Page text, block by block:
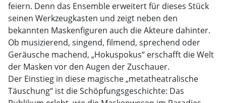
feiern. Denn das Ensemble erweitert für dieses Stück
seinen Werkzeugkasten und zeigt neben den
bekannten Maskenfiguren auch die Akteure dahinter.
Ob musizierend, singend, filmend, sprechend oder
Geräusche machend, „Hokuspokus“ erschafft die Welt
der Masken vor den Augen der Zuschauer.
Der Einstieg in diese magische „metatheatralische
Täuschung“ ist die Schöpfungsgeschichte: Das